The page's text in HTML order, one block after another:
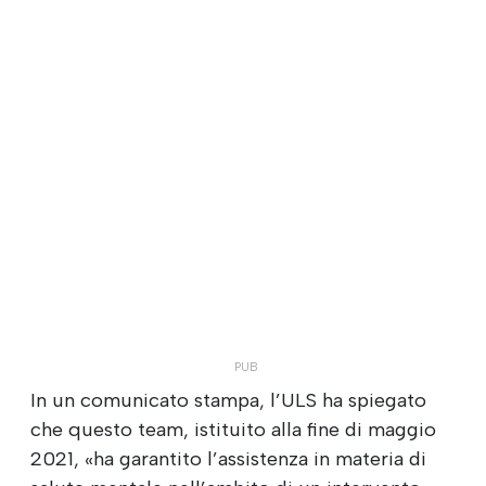
In un comunicato stampa, l’ULS ha spiegato
che questo team, istituito alla fine di maggio
2021, «ha garantito l’assistenza in materia di